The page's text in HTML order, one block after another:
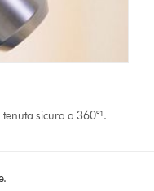
sicura a 360°¹.